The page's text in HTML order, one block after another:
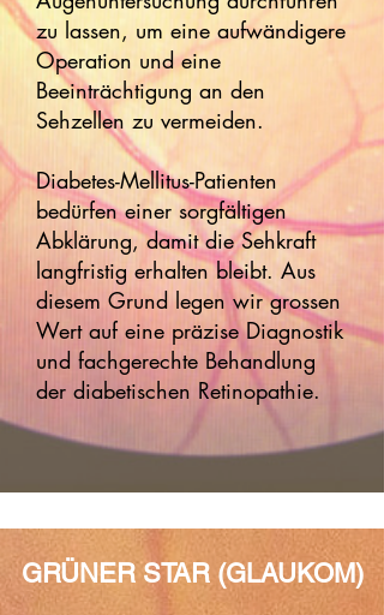
zu lassen, um eine aufwändigere
Operation und eine
Beeinträchtigung an den
Sehzellen zu vermeiden.
Diabetes-Mellitus-Patienten
bedürfen einer sorgfältigen
Abklärung, damit die Sehkraft
langfristig erhalten bleibt. Aus
diesem Grund legen wir grossen
Wert auf eine präzise Diagnostik
und fachgerechte Behandlung
der diabetischen Retinopathie.
GRÜNER STAR (GLAUKOM)